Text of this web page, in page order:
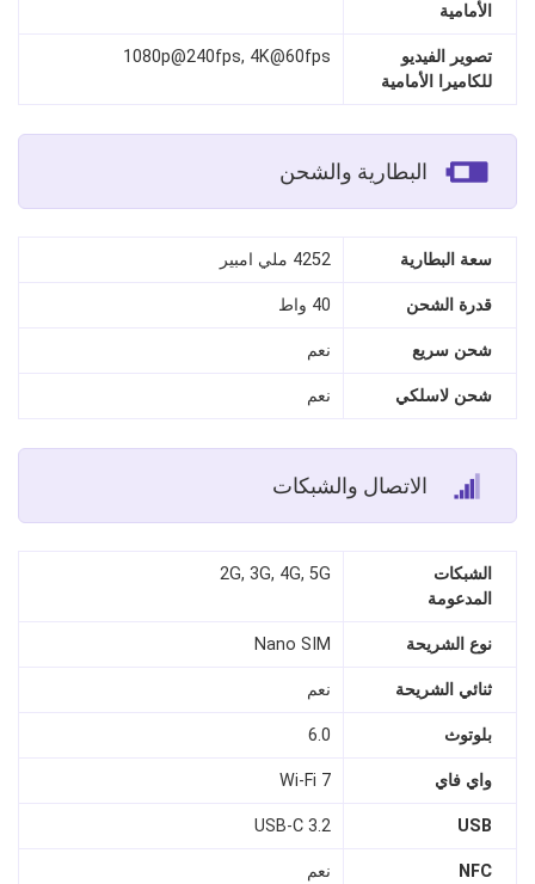
الأمامية
تصوير الفيديو
للكاميرا الأمامية
1080p@240fps, 4K@60fps
البطارية والشحن
سعة البطارية 4252 ملي امبير
قدرة الشحن 40 واط
شحن سريع نعم
شحن لاسلكي نعم
الاتصال والشبكات
الشبكات
المدعومة
2G, 3G, 4G, 5G
نوع الشريحة Nano SIM
ثنائي الشريحة نعم
بلوتوث 6.0
واي فاي Wi‑Fi 7
USB
USB‑C 3.2
NFC نعم